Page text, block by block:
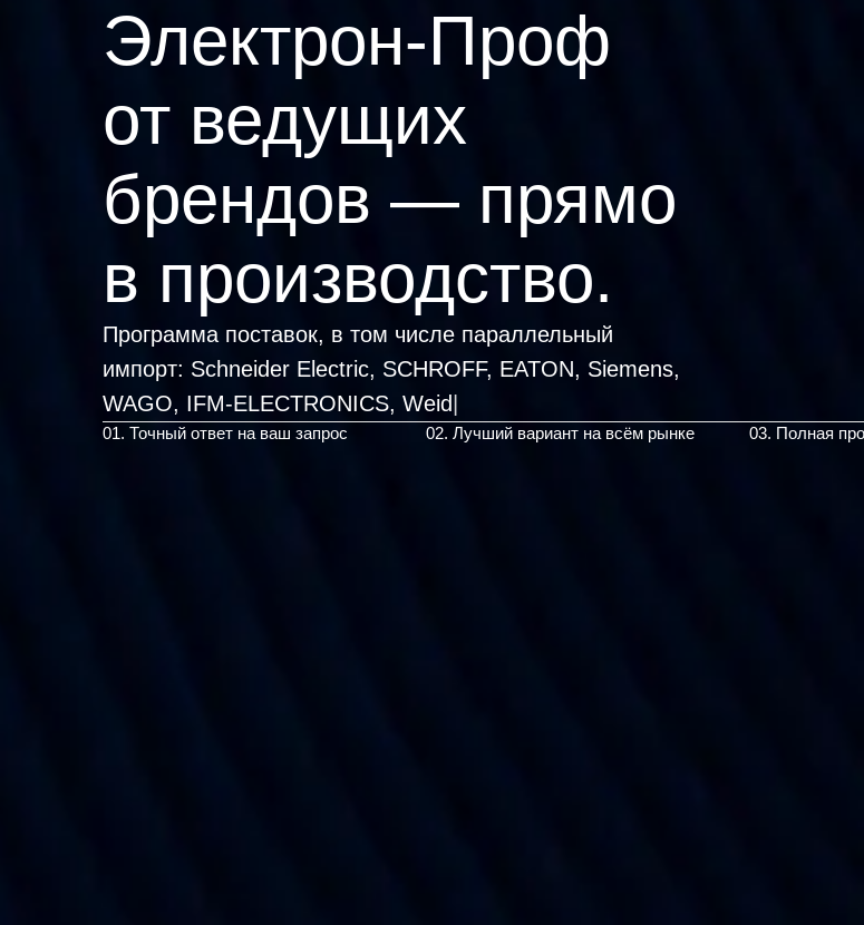
Электрон-Проф
от ведущих
брендов — прямо
в производство.
Программа поставок, в том числе параллельный
импорт: Schneider Electric, SCHROFF, EATON, Siemens,
WAGO, |
01. Точный ответ на ваш запрос 02. Лучший вариант на всём рынке 03. Полная